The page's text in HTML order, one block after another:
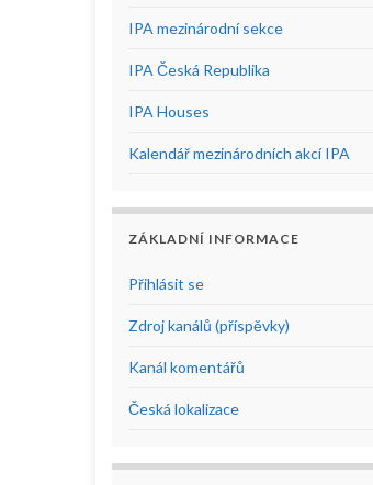
IPA mezinárodní sekce
IPA Česká Republika
IPA Houses
Kalendář mezinárodních akcí IPA
ZÁKLADNÍ INFORMACE
Přihlásit se
Zdroj kanálů (příspěvky)
Kanál komentářů
Česká lokalizace